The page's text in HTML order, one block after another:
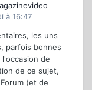
à 16:47
les uns
parfois bonnes
de
de ce sujet,
(et de